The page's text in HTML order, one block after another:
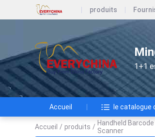
produits
1+1
Accueil le catalogue
Accueil / produits / Handheld Barcode
Scanner